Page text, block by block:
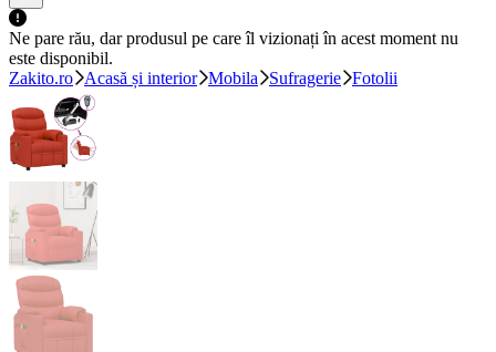
Ne pare rău, dar produsul pe care îl vizionați în acest moment nu
este disponibil.
Zakito.ro
Acasă și interior Mobila Sufragerie Fotolii